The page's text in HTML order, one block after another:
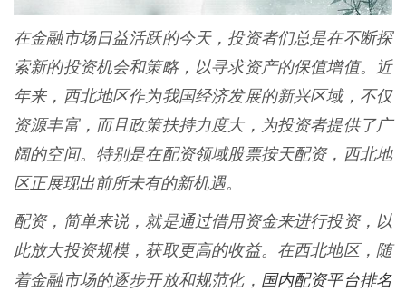
在金融市场日益活跃的今天，投资者们总是在不断探
索新的投资机会和策略，以寻求资产的保值增值。近
年来，西北地区作为我国经济发展的新兴区域，不仅
资源丰富，而且政策扶持力度大，为投资者提供了广
阔的空间。特别是在配资领域股票按天配资，西北地
区正展现出前所未有的新机遇。
配资，简单来说，就是通过借用资金来进行投资，以
此放大投资规模，获取更高的收益。在西北地区，随
着金融市场的逐步开放和规范化， 国内配资平台排名